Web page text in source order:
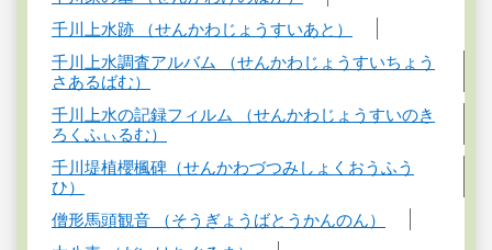
千川上水跡 （せんかわじょうすいあと）
千川上水調査アルバム （せんかわじょうすいちょう
さあるばむ）
千川上水の記録フィルム （せんかわじょうすいのき
ろくふぃるむ）
千川堤植櫻楓碑（せんかわづつみしょくおうふう
ひ）
僧形馬頭観音 （そうぎょうばとうかんのん）